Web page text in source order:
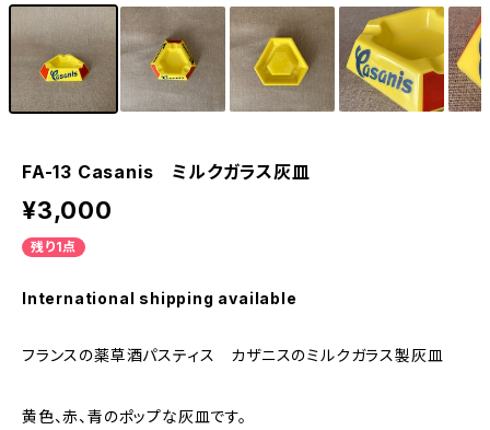
FA-13 Casanis ミルクガラス灰皿
¥3,000
残り1点
International shipping available
フランスの薬草酒パスティス カザニスのミルクガラス製灰皿
黄色、赤、青のポップな灰皿です。